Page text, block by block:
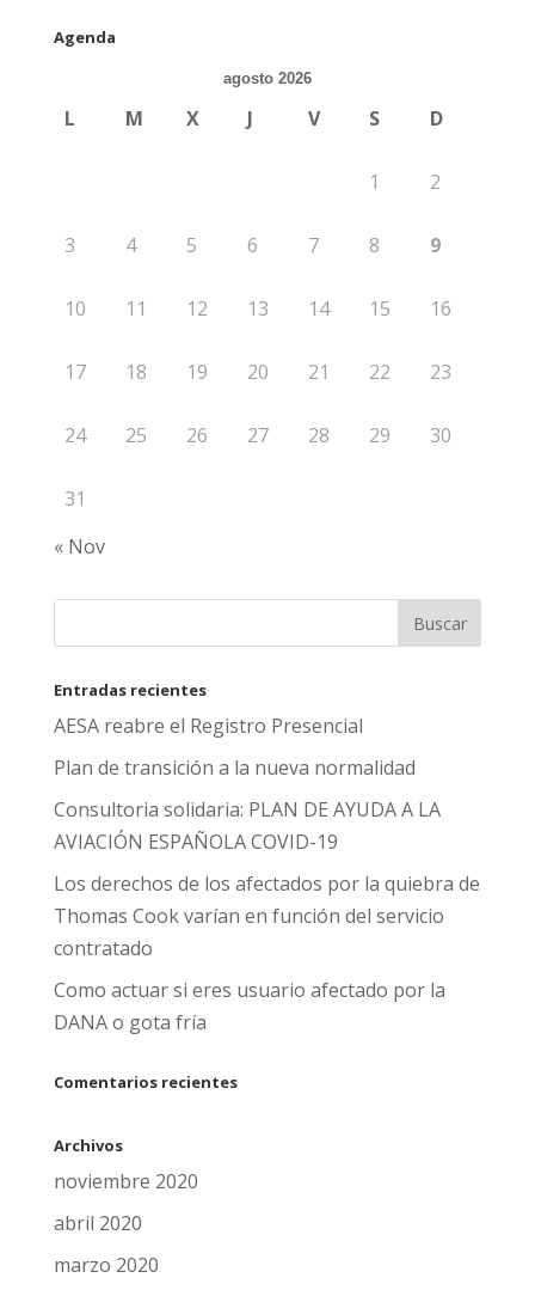
Agenda
agosto 2026
L M X J V S D
1 2
3 4 5 6 7 8 9
10 11 12 13 14 15 16
17 18 19 20 21 22 23
24 25 26 27 28 29 30
31
« Nov
Entradas recientes
AESA reabre el Registro Presencial
Plan de transición a la nueva normalidad
Consultoria solidaria: PLAN DE AYUDA A LA
AVIACIÓN ESPAÑOLA COVID-19
Los derechos de los afectados por la quiebra de
Thomas Cook varían en función del servicio
contratado
Como actuar si eres usuario afectado por la
DANA o gota fría
Comentarios recientes
Archivos
noviembre 2020
abril 2020
marzo 2020